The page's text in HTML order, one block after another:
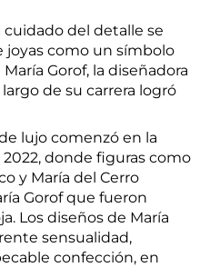
del detalle se
joyas como un símbolo
Gorof, la diseñadora
de su carrera logró
lujo comenzó en la
donde figuras como
y María del Cerro
Gorof que fueron
Los diseños de María
sensualidad,
confección, en